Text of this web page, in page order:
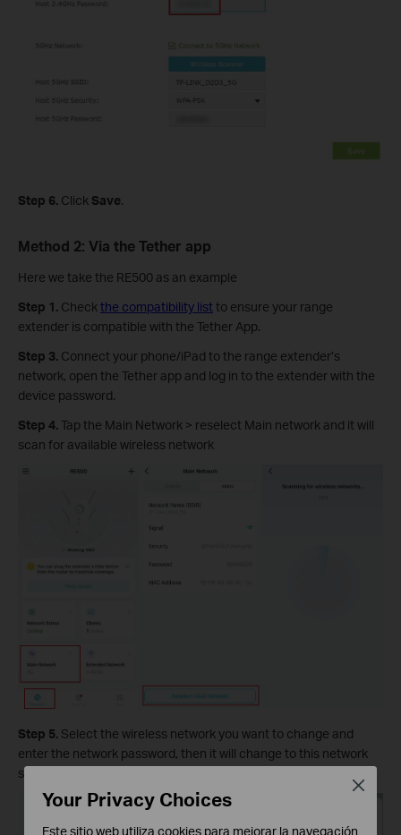
Step 6. Click Save.
Method 2: Via the Tether app
Here we take the RE500 as an example
Step 1. Check the compatibility listto ensure your range
extender is compatible with the Tether App.
Step 3. Connect your phone/iPad to the range extender’s
network, open the Tether app and log in to the extender with the
device password.
Step 4.Tap the Main Network > reselect Main network and it will
scan for available wireless network
Step 5. Select the wireless network you want to change and
enter the network password, then it will change to this network
successfully.
Your Privacy Choices
Este sitio web utiliza cookies para mejorar la navegación
Close